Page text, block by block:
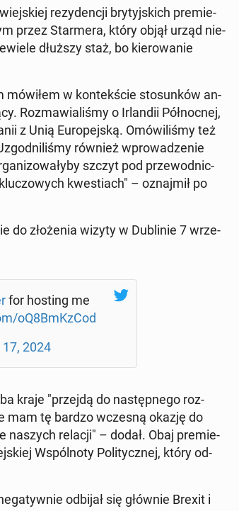
re­zy­den­cji bry­tyj­skich pre­mie­
przez Star­me­ra, który objął urząd nie­
dłuższy staż, bo kie­ro­wa­nie
mówiłem w kon­tek­ście sto­sun­ków an­
Roz­ma­wia­li­śmy o Ir­lan­dii Pół­noc­nej,
z Unią Eu­ro­pej­ską. Omó­wi­li­śmy też
również wpro­wa­dze­nie
szczyt pod prze­wod­nic­
kwe­stiach" – oznaj­mił po
do zło­że­nia wizyty w Du­bli­nie 7 wrze­
for hosting me
oQ8BmKzCod
2024
kraje "przejdą do na­stęp­ne­go roz­
mam tę bardzo wczesną okazję do
naszych relacji" – dodał. Obaj pre­mie­
Wspól­no­ty Po­li­tycz­nej, który od­
odbijał się głównie Brexit i